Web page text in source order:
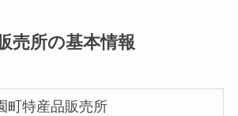
売所の基本情報
町特産品販売所